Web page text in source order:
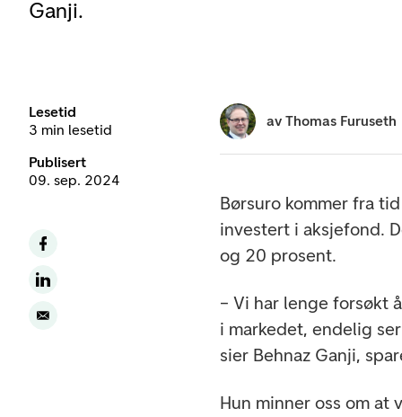
Ganji.
Lesetid
3 min lesetid
Publisert
09. sep. 2024
av Thomas Furuseth
Børsuro kommer fra
investert i aksjefond.
og 20 prosent.
– Vi har lenge forsøkt
i markedet, endelig
sier Behnaz Ganji,
Hun minner oss om at